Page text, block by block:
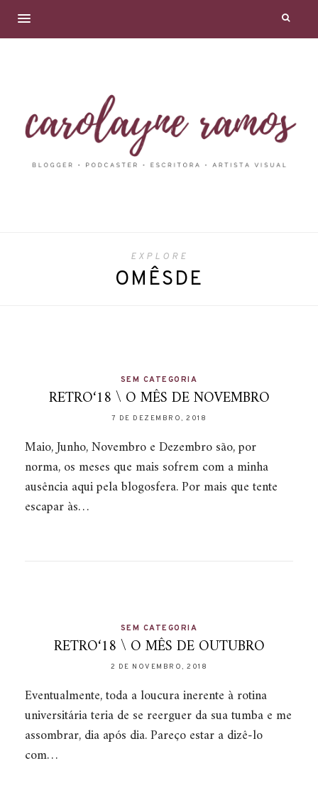
EXPLORE
OMÊSDE
SEM CATEGORIA
RETRO‘18 \ O MÊS DE NOVEMBRO
7 DE DEZEMBRO, 2018
Maio, Junho, Novembro e Dezembro são, por
norma, os meses que mais sofrem com a minha
ausência aqui pela blogosfera. Por mais que tente
escapar às…
SEM CATEGORIA
RETRO‘18 \ O MÊS DE OUTUBRO
2 DE NOVEMBRO, 2018
Eventualmente, toda a loucura inerente à rotina
universitária teria de se reerguer da sua tumba e me
assombrar, dia após dia. Pareço estar a dizê-lo
com…